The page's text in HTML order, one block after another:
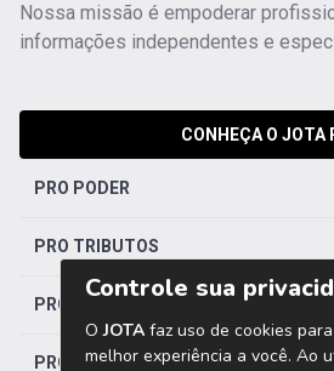
Nossa missão é empoderar
informações independentes e
CONHEÇA O JOTA
PRO PODER
PRO TRIBUTOS
PRO TRABALHISTA
PRO SAÚDE